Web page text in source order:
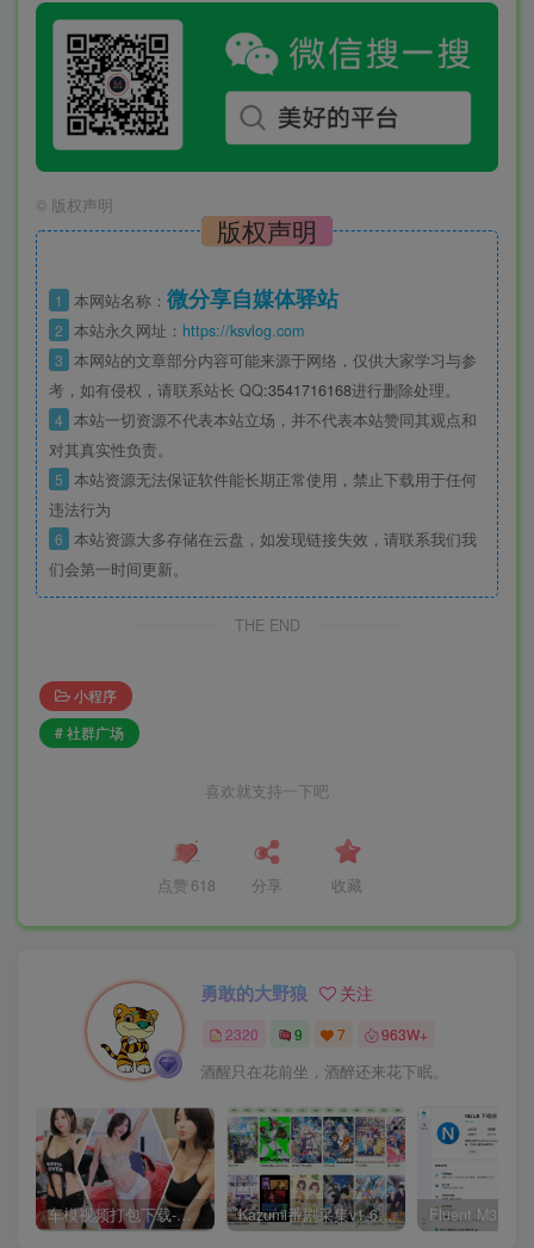
© 版权声明
版权声明
1 本网站名称： 微分享自媒体驿站
2 本站永久网址： https://ksvlog.com
3 本网站的文章部分内容可能来源于网络，仅供大家学习与参
考，如有侵权，请联系站长 QQ:3541716168进行删除处理。
4 本站一切资源不代表本站立场，并不代表本站赞同其观点和
对其真实性负责。
5 本站资源无法保证软件能长期正常使用，禁止下载用于任何
违法行为
6 本站资源大多存储在云盘，如发现链接失效，请联系我们我
们会第一时间更新。
THE END
小程序
# 社群广场
喜欢就支持一下吧
点赞 618 分享 收藏
勇敢的大野狼 关注
2320 9 7 963W+
酒醒只在花前坐，酒醉还来花下眠。
车模视频打包下载-高清无水印版 Kazumi番剧采集v1.6.9：支持自定义规则+在线观看+弹幕，跨平台下载